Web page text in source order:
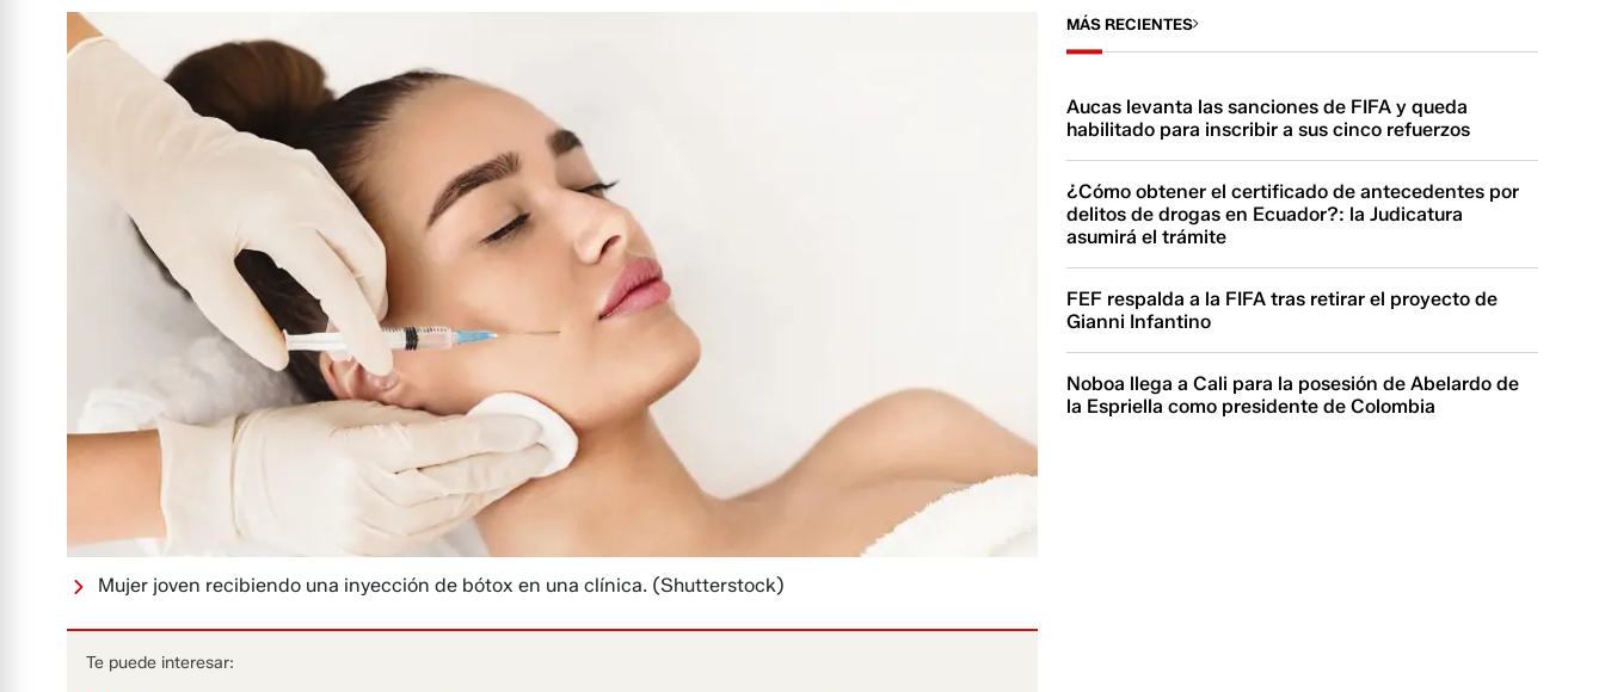
Mujer joven recibiendo una inyección de bótox en una clínica. (Shutterstock)
Te puede interesar:
MÁS RECIENTES
Aucas levanta las sanciones de FIFA y queda
habilitado para inscribir a sus cinco refuerzos
¿Cómo obtener el certificado de antecedentes por
delitos de drogas en Ecuador?: la Judicatura
asumirá el trámite
FEF respalda a la FIFA tras retirar el proyecto de
Gianni Infantino
Noboa llega a Cali para la posesión de Abelardo de
la Espriella como presidente de Colombia